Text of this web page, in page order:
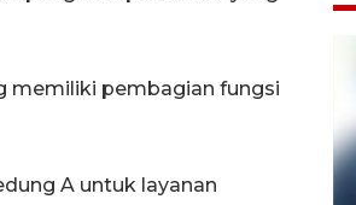
memiliki pembagian fungsi
A untuk layanan